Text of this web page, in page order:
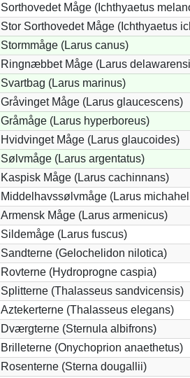
Sorthovedet Måge (Ichthyaetus
Stor Sorthovedet Måge (Ichthyaetus
Stormmåge (Larus canus)
Ringnæbbet Måge (Larus
Svartbag (Larus marinus)
Gråvinget Måge (Larus glaucescens)
Gråmåge (Larus hyperboreus)
Hvidvinget Måge (Larus glaucoides)
Sølvmåge (Larus argentatus)
Kaspisk Måge (Larus cachinnans)
Middelhavssølvmåge (Larus
Armensk Måge (Larus armenicus)
Sildemåge (Larus fuscus)
Sandterne (Gelochelidon nilotica)
Rovterne (Hydroprogne caspia)
Splitterne (Thalasseus sandvicensis)
Aztekerterne (Thalasseus elegans)
Dværgterne (Sternula albifrons)
Brilleterne (Onychoprion anaethetus)
Rosenterne (Sterna dougallii)